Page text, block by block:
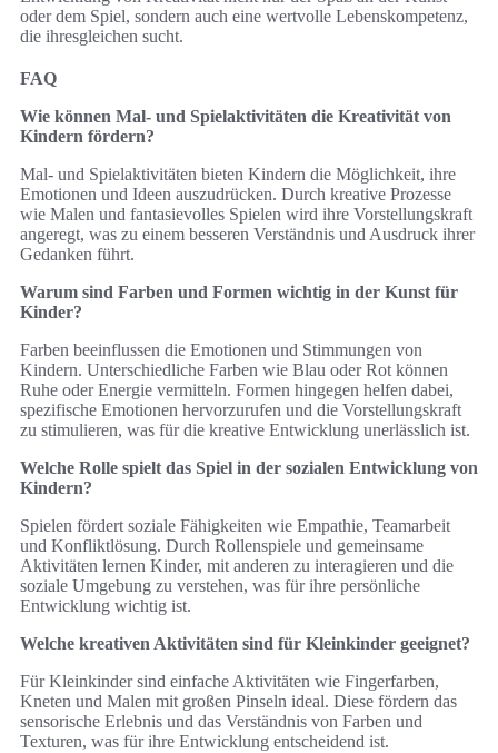
oder dem Spiel, sondern auch eine wertvolle Lebenskompetenz,
die ihresgleichen sucht.
FAQ
Wie können Mal- und Spielaktivitäten die Kreativität von
Kindern fördern?
Mal- und Spielaktivitäten bieten Kindern die Möglichkeit, ihre
Emotionen und Ideen auszudrücken. Durch kreative Prozesse
wie Malen und fantasievolles Spielen wird ihre Vorstellungskraft
angeregt, was zu einem besseren Verständnis und Ausdruck ihrer
Gedanken führt.
Warum sind Farben und Formen wichtig in der Kunst für
Kinder?
Farben beeinflussen die Emotionen und Stimmungen von
Kindern. Unterschiedliche Farben wie Blau oder Rot können
Ruhe oder Energie vermitteln. Formen hingegen helfen dabei,
spezifische Emotionen hervorzurufen und die Vorstellungskraft
zu stimulieren, was für die kreative Entwicklung unerlässlich ist.
Welche Rolle spielt das Spiel in der sozialen Entwicklung von
Kindern?
Spielen fördert soziale Fähigkeiten wie Empathie, Teamarbeit
und Konfliktlösung. Durch Rollenspiele und gemeinsame
Aktivitäten lernen Kinder, mit anderen zu interagieren und die
soziale Umgebung zu verstehen, was für ihre persönliche
Entwicklung wichtig ist.
Welche kreativen Aktivitäten sind für Kleinkinder geeignet?
Für Kleinkinder sind einfache Aktivitäten wie Fingerfarben,
Kneten und Malen mit großen Pinseln ideal. Diese fördern das
sensorische Erlebnis und das Verständnis von Farben und
Texturen, was für ihre Entwicklung entscheidend ist.